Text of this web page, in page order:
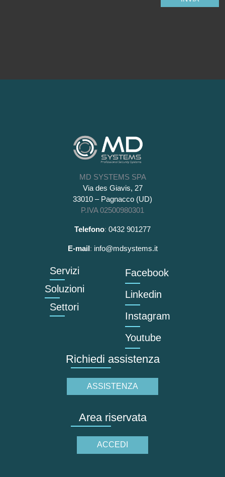
MD SYSTEMS SPA
Via des Giavis, 27
33010 – Pagnacco (UD)
P.IVA 02500980301
Telefono: 0432 901277
E-mail: info@mdsystems.it
Servizi
Soluzioni
Settori
Facebook
Linkedin
Instagram
Youtube
Richiedi assistenza
ASSISTENZA
Area riservata
ACCEDI